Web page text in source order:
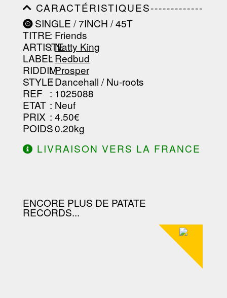
-------------------
CARACTÉRISTIQUES-------------
-----------------------------------------
-----------------------------------------
-----------------------------------------
-----------------------------------------
--------------------------------
SINGLE / 7INCH / 45T
TITRE: Friends
ARTISTE
:Natty King
LABEL
:Redbud
RIDDIM
:Prosper
STYLE: Dancehall / Nu-roots
REF : 1025088
ETAT : Neuf
PRIX : 4.50€
POIDS: 0.20kg
LIVRAISON VERS LA FRANCE
ENCORE PLUS DE PATATE
RECORDS...